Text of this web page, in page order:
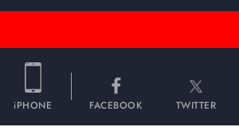
iPHONE FACEBOOK TWITTER